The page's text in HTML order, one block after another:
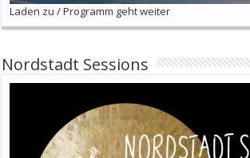
Laden zu / Programm geht weiter
Nordstadt Sessions